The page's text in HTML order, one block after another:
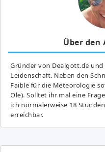
Über den
Gründer von Dealgott.de und
Leidenschaft. Neben den
Fai­ble für die Meteorologie
Ole). Solltet ihr mal eine
ich normalerweise 18
erreichbar.